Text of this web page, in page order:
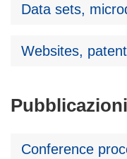
Data sets,
Websites,
Pubblicazioni
Conference